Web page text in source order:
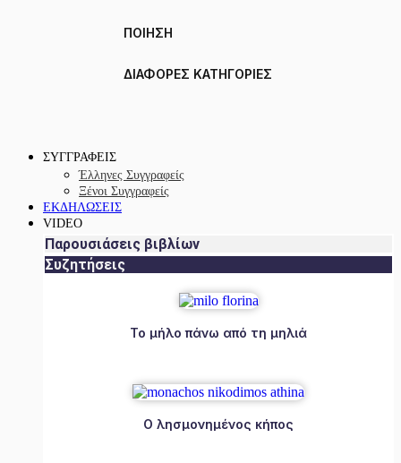
ΠΟΙΗΣΗ
ΔΙΑΦΟΡΕΣ ΚΑΤΗΓΟΡΙΕΣ
ΣΥΓΓΡΑΦΕΙΣ
Έλληνες Συγγραφείς
Ξένοι Συγγραφείς
ΕΚΔΗΛΩΣΕΙΣ
VIDEO
Παρουσιάσεις βιβλίων
Συζητήσεις
Το μήλο πάνω από τη μηλιά
Ο λησμονημένος κήπος